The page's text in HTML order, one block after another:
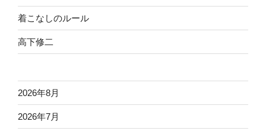
着こなしのルール
高下修二
2026年8月
2026年7月